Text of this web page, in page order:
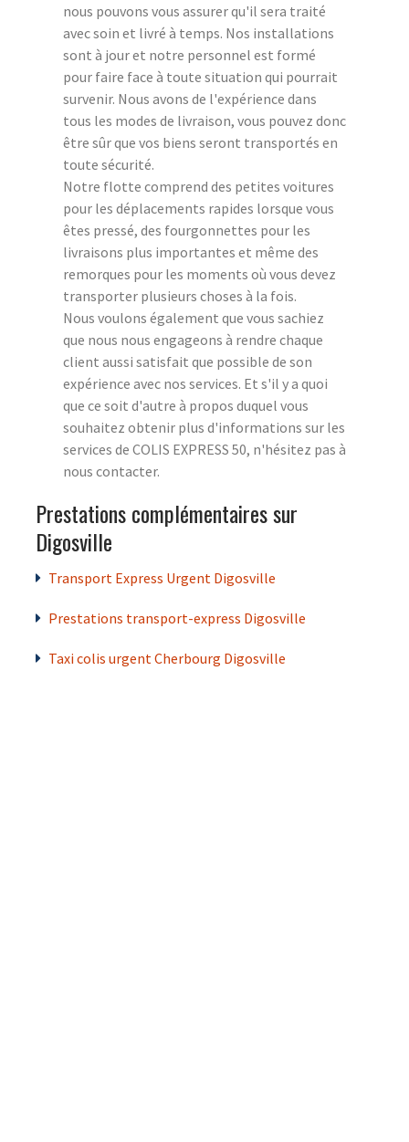
nous pouvons vous assurer qu'il sera traité
avec soin et livré à temps. Nos installations
sont à jour et notre personnel est formé
pour faire face à toute situation qui pourrait
survenir. Nous avons de l'expérience dans
tous les modes de livraison, vous pouvez donc
être sûr que vos biens seront transportés en
toute sécurité.
Notre flotte comprend des petites voitures
pour les déplacements rapides lorsque vous
êtes pressé, des fourgonnettes pour les
livraisons plus importantes et même des
remorques pour les moments où vous devez
transporter plusieurs choses à la fois.
Nous voulons également que vous sachiez
que nous nous engageons à rendre chaque
client aussi satisfait que possible de son
expérience avec nos services. Et s'il y a quoi
que ce soit d'autre à propos duquel vous
souhaitez obtenir plus d'informations sur les
services de COLIS EXPRESS 50, n'hésitez pas à
nous contacter.
Prestations complémentaires sur
Digosville
Transport Express Urgent Digosville
Prestations transport-express Digosville
Taxi colis urgent Cherbourg Digosville